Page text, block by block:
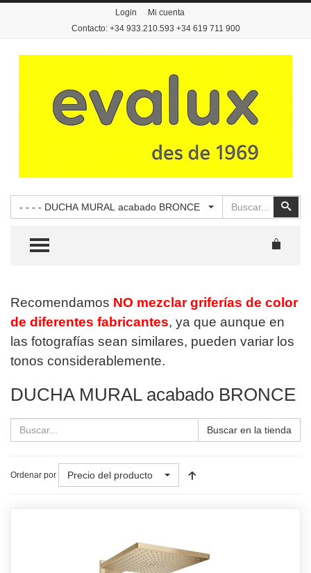
Login
Mi cuenta
Contacto: +34 933.210.593 +34 619 711 900
- - - - DUCHA MURAL acabado BRONCE
TOGGLE MENU
Recomendamos NO mezclar griferías de color
de diferentes fabricantes, ya que aunque en
las fotografías sean similares, pueden variar los
tonos considerablemente.
DUCHA MURAL acabado BRONCE
Buscar en la tienda
Ordenar por Precio del producto